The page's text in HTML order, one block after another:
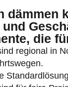
dämmen
und
die
regional in